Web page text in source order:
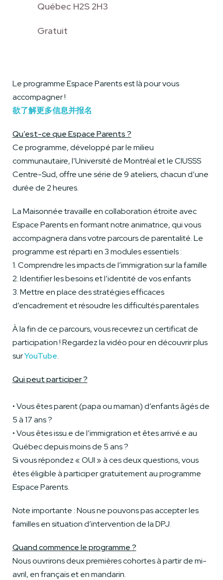
Québec H2S 2H3
Gratuit
Le programme Espace Parents est là pour vous
accompagner !
欲了解更多信息并报名
Qu’est-ce que Espace Parents ?
Ce programme, développé par le milieu
communautaire, l’Université de Montréal et le CIUSSS
Centre-Sud, offre une série de 9 ateliers, chacun d’une
durée de 2 heures.
La Maisonnée travaille en collaboration étroite avec
Espace Parents en formant notre animatrice, qui vous
accompagnera dans votre parcours de parentalité. Le
programme est réparti en 3 modules essentiels :
1. Comprendre les impacts de l’immigration sur la famille
2. Identifier les besoins et l’identité de vos enfants
3. Mettre en place des stratégies efficaces
d’encadrement et résoudre les difficultés parentales
À la fin de ce parcours, vous recevrez un certificat de
participation ! Regardez la vidéo pour en découvrir plus
surYouTube.
Qui peut participer ?
• Vous êtes parent (papa ou maman) d’enfants âgés de
5 à 17 ans ?
• Vous êtes issu.e de l’immigration et êtes arrivé.e au
Québec depuis moins de 5 ans ?
Si vous répondez « OUI » à ces deux questions, vous
êtes éligible à participer gratuitement au programme
Espace Parents.
Note importante : Nous ne pouvons pas accepter les
familles en situation d’intervention de la DPJ.
Quand commence le programme ?
Nous ouvrirons deux premières cohortes à partir de mi-
avril, en français et en mandarin.